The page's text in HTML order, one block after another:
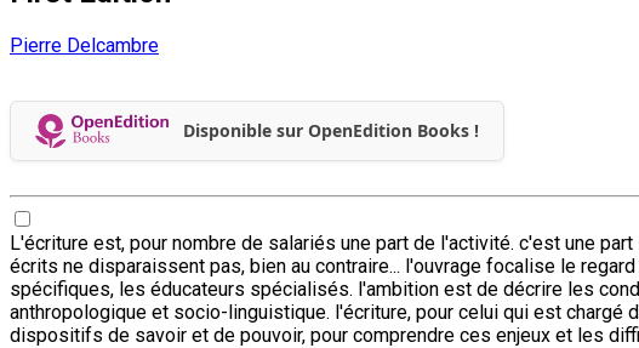
Pierre Delcambre
Disponible sur OpenEdition Books !
L'écriture est, pour nombre de salariés une part de l'activité. c'est une
écrits ne disparaissent pas, bien au contraire... l'ouvrage focalise le
spécifiques, les éducateurs spécialisés. l'ambition est de décrire les
anthropologique et socio-linguistique. l'écriture, pour celui qui est
dispositifs de savoir et de pouvoir, pour comprendre ces enjeux et les